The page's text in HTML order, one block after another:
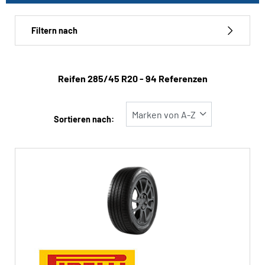
Run-flat
Filtern nach
Reifentyp
Winter (32)
Reifen ‎285/45 R20 - 94 Referenzen
Sortieren nach: